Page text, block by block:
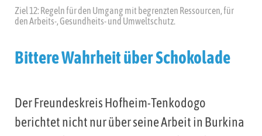
Ziel 12: Regeln für den Umgang mit begrenzten Ressourcen, für
den Arbeits-, Gesundheits- und Umweltschutz.
Bittere Wahrheit über Schokolade
Der Freundeskreis Hofheim-Tenkodogo
berichtet nicht nur über seine Arbeit in Burkina